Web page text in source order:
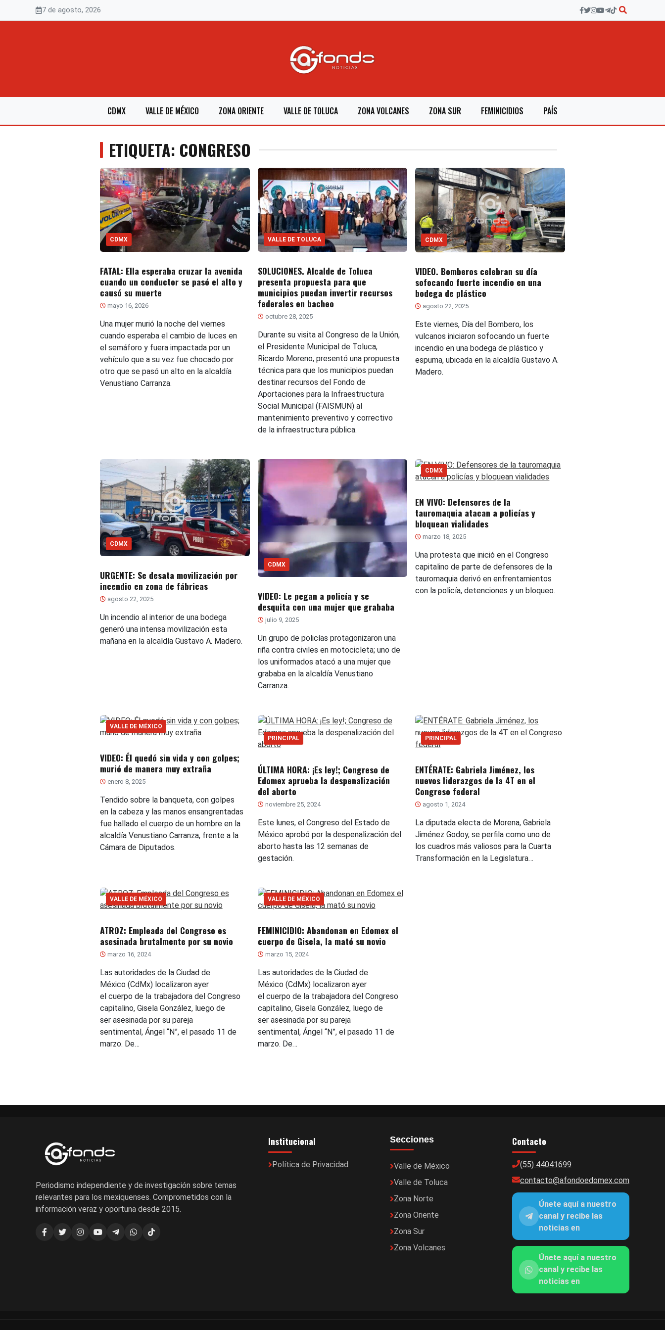
7 de agosto, 2026
CDMX VALLE DE MÉXICO ZONA ORIENTE VALLE DE TOLUCA ZONA VOLCANES ZONA SUR FEMINICIDIOS PAÍS
ETIQUETA: CONGRESO
CDMX
FATAL: Ella esperaba cruzar la avenida
cuando un conductor se pasó el alto y
causó su muerte
mayo 16, 2026
Una mujer murió la noche del viernes
cuando esperaba el cambio de luces en
el semáforo y fuera impactada por un
vehículo que a su vez fue chocado por
otro que se pasó un alto en la alcaldía
Venustiano Carranza.
VALLE DE TOLUCA
SOLUCIONES. Alcalde de Toluca
presenta propuesta para que
municipios puedan invertir recursos
federales en bacheo
octubre 28, 2025
Durante su visita al Congreso de la Unión,
el Presidente Municipal de Toluca,
Ricardo Moreno, presentó una propuesta
técnica para que los municipios puedan
destinar recursos del Fondo de
Aportaciones para la Infraestructura
Social Municipal (FAISMUN) al
mantenimiento preventivo y correctivo
de la infraestructura pública.
CDMX
VIDEO. Bomberos celebran su día
sofocando fuerte incendio en una
bodega de plástico
agosto 22, 2025
Este viernes, Día del Bombero, los
vulcanos iniciaron sofocando un fuerte
incendio en una bodega de plástico y
espuma, ubicada en la alcaldía Gustavo A.
Madero.
CDMX
URGENTE: Se desata movilización por
incendio en zona de fábricas
agosto 22, 2025
Un incendio al interior de una bodega
generó una intensa movilización esta
mañana en la alcaldía Gustavo A. Madero.
CDMX
VIDEO: Le pegan a policía y se
desquita con una mujer que grababa
julio 9, 2025
Un grupo de policías protagonizaron una
riña contra civiles en motocicleta; uno de
los uniformados atacó a una mujer que
grababa en la alcaldía Venustiano
Carranza.
CDMX
EN VIVO: Defensores de la
tauromaquia atacan a policías y
bloquean vialidades
marzo 18, 2025
Una protesta que inició en el Congreso
capitalino de parte de defensores de la
tauromaquia derivó en enfrentamientos
con la policía, detenciones y un bloqueo.
VALLE DE MÉXICO
VIDEO: Él quedó sin vida y con golpes;
murió de manera muy extraña
enero 8, 2025
Tendido sobre la banqueta, con golpes
en la cabeza y las manos ensangrentadas
fue hallado el cuerpo de un hombre en la
alcaldía Venustiano Carranza, frente a la
Cámara de Diputados.
PRINCIPAL
ÚLTIMA HORA: ¡Es ley!; Congreso de
Edomex aprueba la despenalización
del aborto
noviembre 25, 2024
Este lunes, el Congreso del Estado de
México aprobó por la despenalización del
aborto hasta las 12 semanas de
gestación.
PRINCIPAL
ENTÉRATE: Gabriela Jiménez, los
nuevos liderazgos de la 4T en el
Congreso federal
agosto 1, 2024
La diputada electa de Morena, Gabriela
Jiménez Godoy, se perfila como uno de
los cuadros más valiosos para la Cuarta
Transformación en la Legislatura…
VALLE DE MÉXICO
ATROZ: Empleada del Congreso es
asesinada brutalmente por su novio
marzo 16, 2024
Las autoridades de la Ciudad de
México (CdMx) localizaron ayer
el cuerpo de la trabajadora del Congreso
capitalino, Gisela González, luego de
ser asesinada por su pareja
sentimental, Ángel “N”, el pasado 11 de
marzo. De…
VALLE DE MÉXICO
FEMINICIDIO: Abandonan en Edomex el
cuerpo de Gisela, la mató su novio
marzo 15, 2024
Las autoridades de la Ciudad de
México (CdMx) localizaron ayer
el cuerpo de la trabajadora del Congreso
capitalino, Gisela González, luego de
ser asesinada por su pareja
sentimental, Ángel “N”, el pasado 11 de
marzo. De…
Periodismo independiente y de investigación sobre temas
relevantes para los mexiquenses. Comprometidos con la
información veraz y oportuna desde 2015.
Institucional
Política de Privacidad
Secciones
Valle de México
Valle de Toluca
Zona Norte
Zona Oriente
Zona Sur
Zona Volcanes
Contacto
(55) 44041699
contacto@afondoedomex.com
Únete aquí a nuestro
canal y recibe las
noticias en
Únete aquí a nuestro
canal y recibe las
noticias en